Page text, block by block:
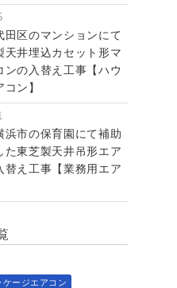
田区のマンションにて
天井埋込カセット形マ
ンの入替え工事【ハウ
ン】
浜市の保育園にて補助
た東芝製天井吊形エア
替え工事【業務用エア
ケージエアコン